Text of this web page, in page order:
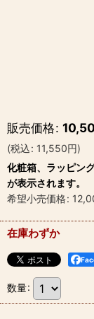
販売価格:
(税込: 11,550円)
化粧箱、ラッピン
が表示されます。
希望小売価格:
在庫わずか
数量: